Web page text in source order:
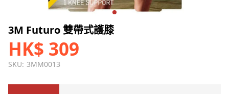
3M Futuro 雙帶式護膝
HK$ 309
SKU: 3MM0013